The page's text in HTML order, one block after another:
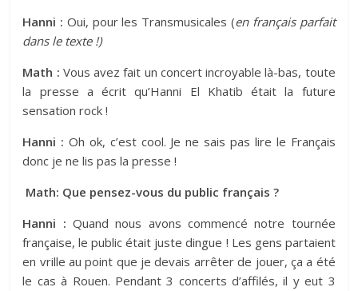
Hanni : Oui, pour les Transmusicales (en français parfait
dans le texte !)
Math : Vous avez fait un concert incroyable là-bas, toute
la presse a écrit qu’Hanni El Khatib était la future
sensation rock !
Hanni : Oh ok, c’est cool. Je ne sais pas lire le Français
donc je ne lis pas la presse !
Math: Que pensez-vous du public français ?
Hanni : Quand nous avons commencé notre tournée
française, le public était juste dingue ! Les gens partaient
en vrille au point que je devais arrêter de jouer, ça a été
le cas à Rouen. Pendant 3 concerts d’affilés, il y eut 3